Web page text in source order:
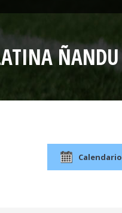
ÑANDU
Calendario